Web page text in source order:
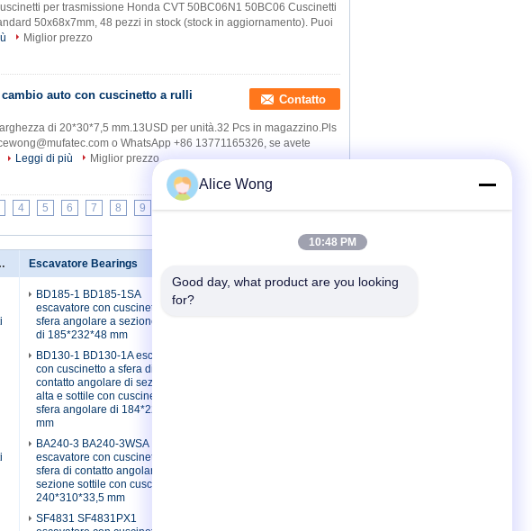
per trasmissione Honda CVT 50BC06N1 50BC06 Cuscinetti
50x68x7mm, 48 pezzi in stock (stock in aggiornamento). Puoi
Miglior prezzo
cambio auto con cuscinetto a rulli
Contatto
di 20*30*7,5 mm.13USD per unità.32 Pcs in magazzino.Pls
o WhatsApp +86 13771165326, se avete
Leggi di più
Miglior prezzo
4 5 6 7 8 9 10 >> >|
autoveicoli Escavatore Bearings
BD185-1 BD185-1SA
escavatore con cuscinetto a
sfera angolare a sezione sottile
di 185*232*48 mm
BD130-1 BD130-1A escavatore
con cuscinetto a sfera di
contatto angolare di sezione
alta e sottile con cuscinetto a
sfera angolare di 184*226*21,5
mm
BA240-3 BA240-3WSA
escavatore con cuscinetto a
sfera di contatto angolare a
sezione sottile con cuscinetto
240*310*33,5 mm
SF4831 SF4831PX1
Alice Wong
10:48 PM
Good day, what product are you looking
for?